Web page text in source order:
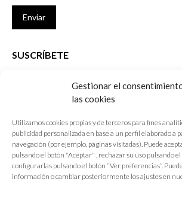
Gestionar el
las cookies
Utilizamos cookies propias y de terceros para fines
publicidad personalizada en base a un perfil elaborado a
navegación (por ejemplo, páginas visitadas). Puede
pulsando el botón "Aceptar" , rechazar su uso pulsando
configurarlas pulsando el botón “Ver preferencias”.
información o cambiar posteriormente los ajustes en
Enviar
SUSCRÍBETE
que desarrolla el Colegio de Arquitectos de Cádiz
E-mail *
Acepto lostérminos y condiciones de uso